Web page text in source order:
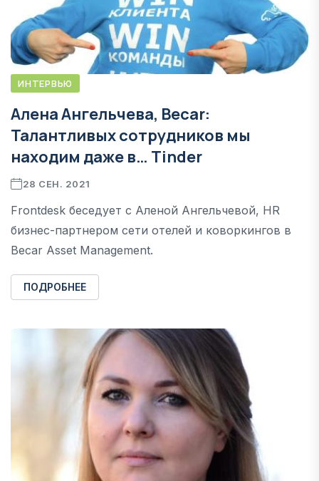
ИНТЕРВЬЮ
Алена Ангельчева, Becar:
Талантливых сотрудников мы
находим даже в… Tinder
28 СЕН. 2021
Frontdesk беседует с Аленой Ангельчевой, HR
бизнес-партнером сети отелей и коворкингов в
Becar Asset Management.
ПОДРОБНЕЕ